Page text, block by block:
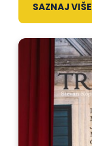
SAZNAJ VIŠE